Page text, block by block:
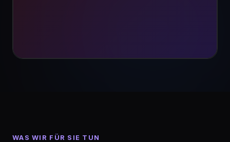
WAS WIR FÜR SIE TUN